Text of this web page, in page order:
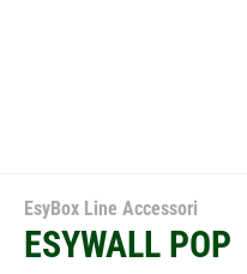
EsyBox Line Accessori
ESYWALL POP